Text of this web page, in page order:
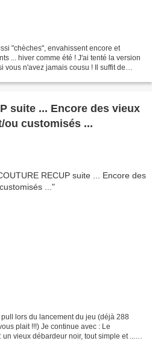
"chèches", envahissent encore et
... hiver comme été ! J'ai tenté la version
vous n'avez jamais cousu ! Il suffit de
suite ... Encore des vieux
ou customisés ...
lors du lancement du jeu (déjà 288
plait !!!) Je continue avec : Le
vieux débardeur noir, tout simple et ...